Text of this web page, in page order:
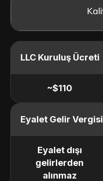
LLC Kuruluş Ücreti
~$110
Eyalet Gelir Vergisi
Eyalet dışı
gelirlerden
alınmaz